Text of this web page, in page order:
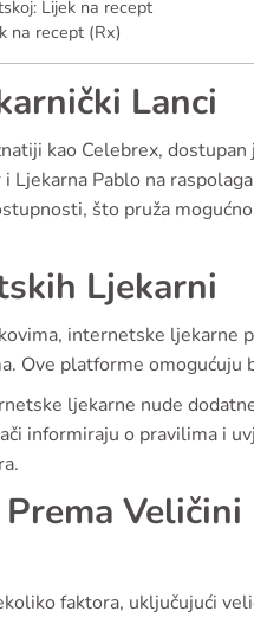
Lijek na recept
na recept (Rx)
Lanci
kao Celebrex,
i Ljekarna Pablo na
što pruža
Ljekarni
internetske ljekarne
Ove platforme omogućuju
ljekarne nude
informiraju o pravilima i
faktora, uključujući